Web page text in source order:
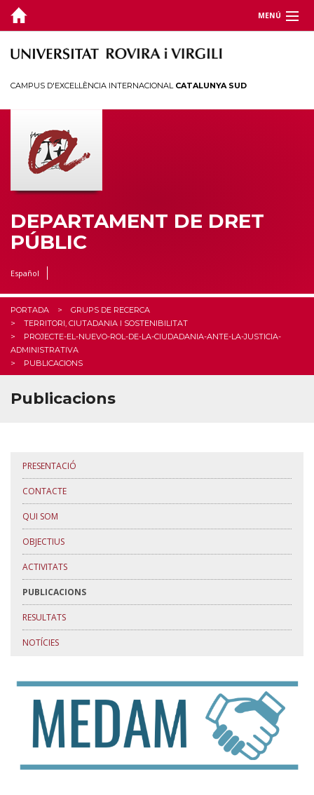
MENÚ
DEPARTAMENT
RECERCA
Estudis Jurídics Locals
Territori, Ciutadania i Sostenibilitat
CEDAT
ESTUDIANTS
CAMPUS D'EXCEL·LÈNCIA INTERNACIONAL CATALUNYA SUD
DEPARTAMENT DE DRET
PÚBLIC
Español
PORTADA
GRUPS DE RECERCA
TERRITORI, CIUTADANIA I SOSTENIBILITAT
PROJECTE-EL-NUEVO-ROL-DE-LA-CIUDADANIA-ANTE-LA-JUSTICIA-
ADMINISTRATIVA
PUBLICACIONS
Publicacions
PRESENTACIÓ
CONTACTE
QUI SOM
OBJECTIUS
ACTIVITATS
PUBLICACIONS
RESULTATS
NOTÍCIES